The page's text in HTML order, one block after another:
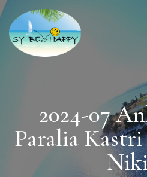
Sailing Be Happy
ein Traum wird wahr
2024-07
Paralia